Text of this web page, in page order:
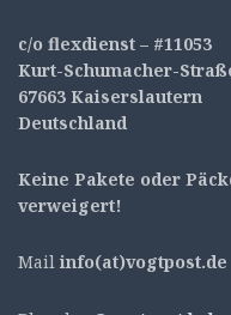
c/o flexdienst – #11053
Kurt-Schumacher-
67663 Kaiserslautern
Deutschland
Keine Pakete oder
verweigert!
Mail info(at)vogtpost.de